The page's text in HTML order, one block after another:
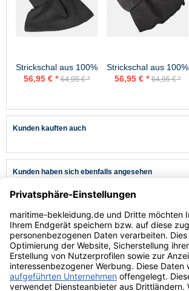
Strickschal aus 100%
Schurwolle - Merino -
56,95 € * 64,95 € *
Strickschal aus 100%
Schurwolle - Merino -
56,95 € * 64,95 € *
Kunden kauften auch
Kunden haben sich ebenfalls angesehen
Kundenservice
Hilfe & Infos